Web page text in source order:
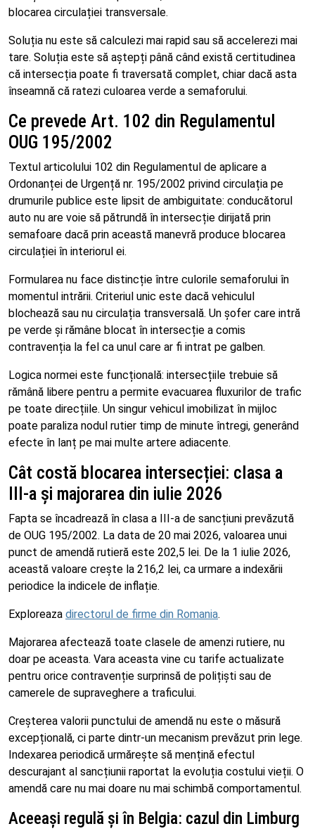
blocarea circulației transversale.
Soluția nu este să calculezi mai rapid sau să accelerezi mai
tare. Soluția este să aștepți până când există certitudinea
că intersecția poate fi traversată complet, chiar dacă asta
înseamnă că ratezi culoarea verde a semaforului.
Ce prevede Art. 102 din Regulamentul
OUG 195/2002
Textul articolului 102 din Regulamentul de aplicare a
Ordonanței de Urgență nr. 195/2002 privind circulația pe
drumurile publice este lipsit de ambiguitate: conducătorul
auto nu are voie să pătrundă în intersecție dirijată prin
semafoare dacă prin această manevră produce blocarea
circulației în interiorul ei.
Formularea nu face distincție între culorile semaforului în
momentul intrării. Criteriul unic este dacă vehiculul
blochează sau nu circulația transversală. Un șofer care intră
pe verde și rămâne blocat în intersecție a comis
contravenția la fel ca unul care ar fi intrat pe galben.
Logica normei este funcțională: intersecțiile trebuie să
rămână libere pentru a permite evacuarea fluxurilor de trafic
pe toate direcțiile. Un singur vehicul imobilizat în mijloc
poate paraliza nodul rutier timp de minute întregi, generând
efecte în lanț pe mai multe artere adiacente.
Cât costă blocarea intersecției: clasa a
III-a și majorarea din iulie 2026
Fapta se încadrează în clasa a III-a de sancțiuni prevăzută
de OUG 195/2002. La data de 20 mai 2026, valoarea unui
punct de amendă rutieră este 202,5 lei. De la 1 iulie 2026,
această valoare crește la 216,2 lei, ca urmare a indexării
periodice la indicele de inflație.
Exploreaza directorul de firme din Romania.
Majorarea afectează toate clasele de amenzi rutiere, nu
doar pe aceasta. Vara aceasta vine cu tarife actualizate
pentru orice contravenție surprinsă de polițiști sau de
camerele de supraveghere a traficului.
Creșterea valorii punctului de amendă nu este o măsură
excepțională, ci parte dintr-un mecanism prevăzut prin lege.
Indexarea periodică urmărește să mențină efectul
descurajant al sancțiunii raportat la evoluția costului vieții. O
amendă care nu mai doare nu mai schimbă comportamentul.
Aceeași regulă și în Belgia: cazul din Limburg